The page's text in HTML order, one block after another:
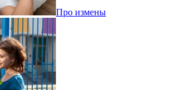
Про измены